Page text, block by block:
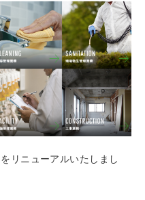
リニューアルいたしまし